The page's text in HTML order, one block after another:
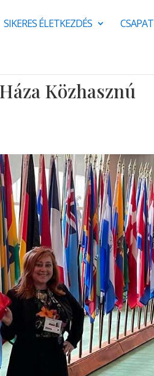
SIKERES ÉLETKEZDÉS CSAPAT
Közhasznú